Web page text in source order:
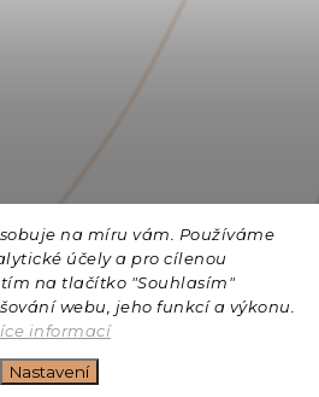
na míru vám. Používáme
účely a pro cílenou
na tlačítko "Souhlasím"
webu, jeho funkcí a výkonu.
informací
Nastavení